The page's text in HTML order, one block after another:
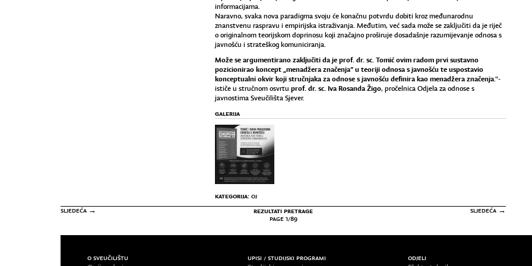
informacijama.
Naravno, svaka nova paradigma svoju će konačnu potvrdu dobiti kroz međunarodnu
znanstvenu raspravu i empirijska istraživanja. Međutim, već sada može se zaključiti da je riječ
o originalnom teorijskom doprinosu koji značajno proširuje dosadašnje razumijevanje odnosa s
javnošću i strateškog komuniciranja.
Može se argumentirano zaključiti da je prof. dr. sc. Tomić ovim radom prvi sustavno
pozicionirao koncept „menadžera značenja” u teoriji odnosa s javnošću te uspostavio
konceptualni okvir koji stručnjaka za odnose s javnošću definira kao menadžera značenja."-
ističe u stručnom osvrtu prof. dr. sc. Iva Rosanda Žigo, pročelnica Odjela za odnose s
javnostima Sveučilišta Sjever.
GALERIJA
KATEGORIJA: OJ
SLJEDEĆA →
REZULTATI PRETRAGE
PAGE 1/89
SLJEDEĆA →
O SVEUČILIŠTU
UPISI / STUDIJSKI PROGRAMI
ODJELI